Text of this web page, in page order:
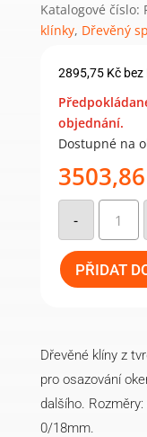
Katalogové číslo:
klínky, Dřevěný
2895,75 Kč bez
objednání.
Dostupné na
3503,86
-
Dřevěný
klín
buk
(500
ks)
PŘIDAT
Dřevěné klíny z
pro osazování
dalšího.
0/18mm.